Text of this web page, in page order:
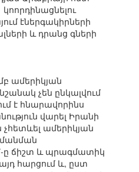
էներգակիրների
և դրանց գների
ամերիկյան
չեն ընկալվում
է հնարավորինս
վարել Իրանի
չհետևել ամերիկյան
ը ճիշտ և պրագմատիկ
այդ հարցում և, ըստ